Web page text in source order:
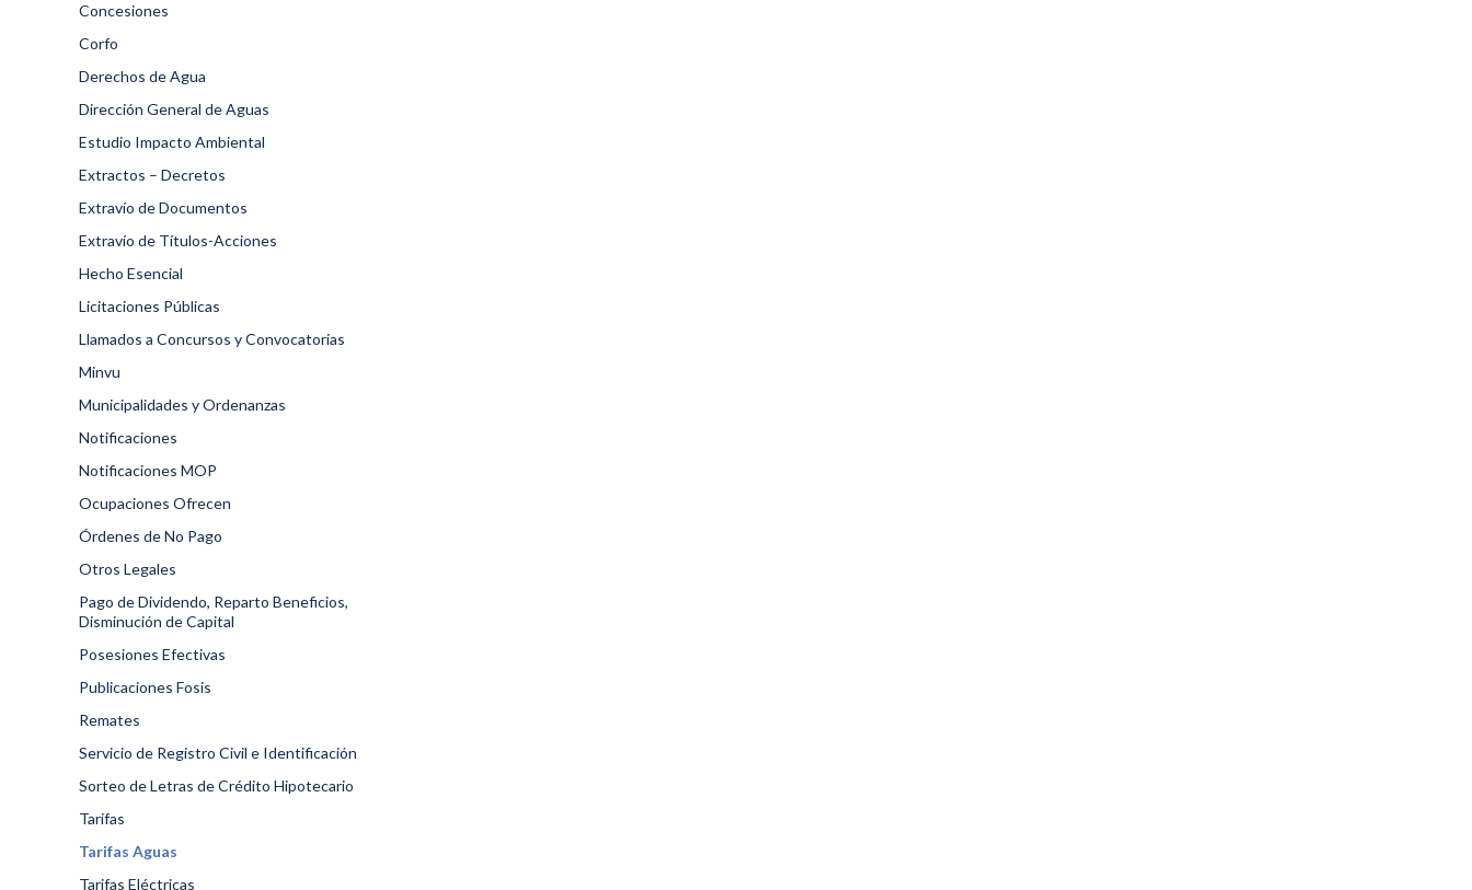
Concesiones
Corfo
Derechos de Agua
Dirección General de Aguas
Estudio Impacto Ambiental
Extractos – Decretos
Extravío de Documentos
Extravío de Títulos-Acciones
Hecho Esencial
Licitaciones Públicas
Llamados a Concursos y Convocatorias
Minvu
Municipalidades y Ordenanzas
Notificaciones
Notificaciones MOP
Ocupaciones Ofrecen
Órdenes de No Pago
Otros Legales
Pago de Dividendo, Reparto Beneficios,
Disminución de Capital
Posesiones Efectivas
Publicaciones Fosis
Remates
Servicio de Registro Civil e Identificación
Sorteo de Letras de Crédito Hipotecario
Tarifas
Tarifas Aguas
Tarifas Eléctricas